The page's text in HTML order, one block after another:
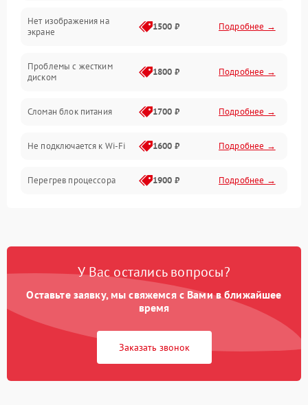
Прочие специфичные проблемы
Нет изображения на
экране
1500 ₽ Подробнее →
Проблемы с жестким
диском
1800 ₽ Подробнее →
Сломан блок питания 1700 ₽ Подробнее →
Не подключается к Wi-Fi 1600 ₽ Подробнее →
Перегрев процессора 1900 ₽ Подробнее →
Проблемы с
устройств
охлаждения
1700 ₽ Подробнее →
оперативной памяти
У Вас остались вопросы?
Оставьте заявку, мы свяжемся с Вами в ближайшее
время
Заказать звонок